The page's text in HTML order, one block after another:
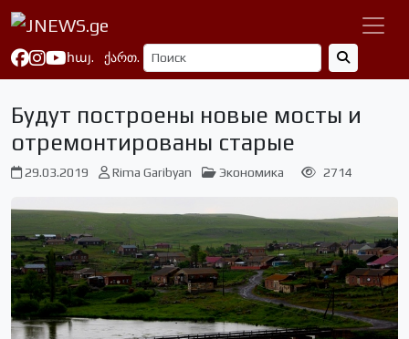
հայ. ქართ.
Будут построены новые мосты и
отремонтированы старые
29.03.2019 Rima Garibyan Экономика 2714